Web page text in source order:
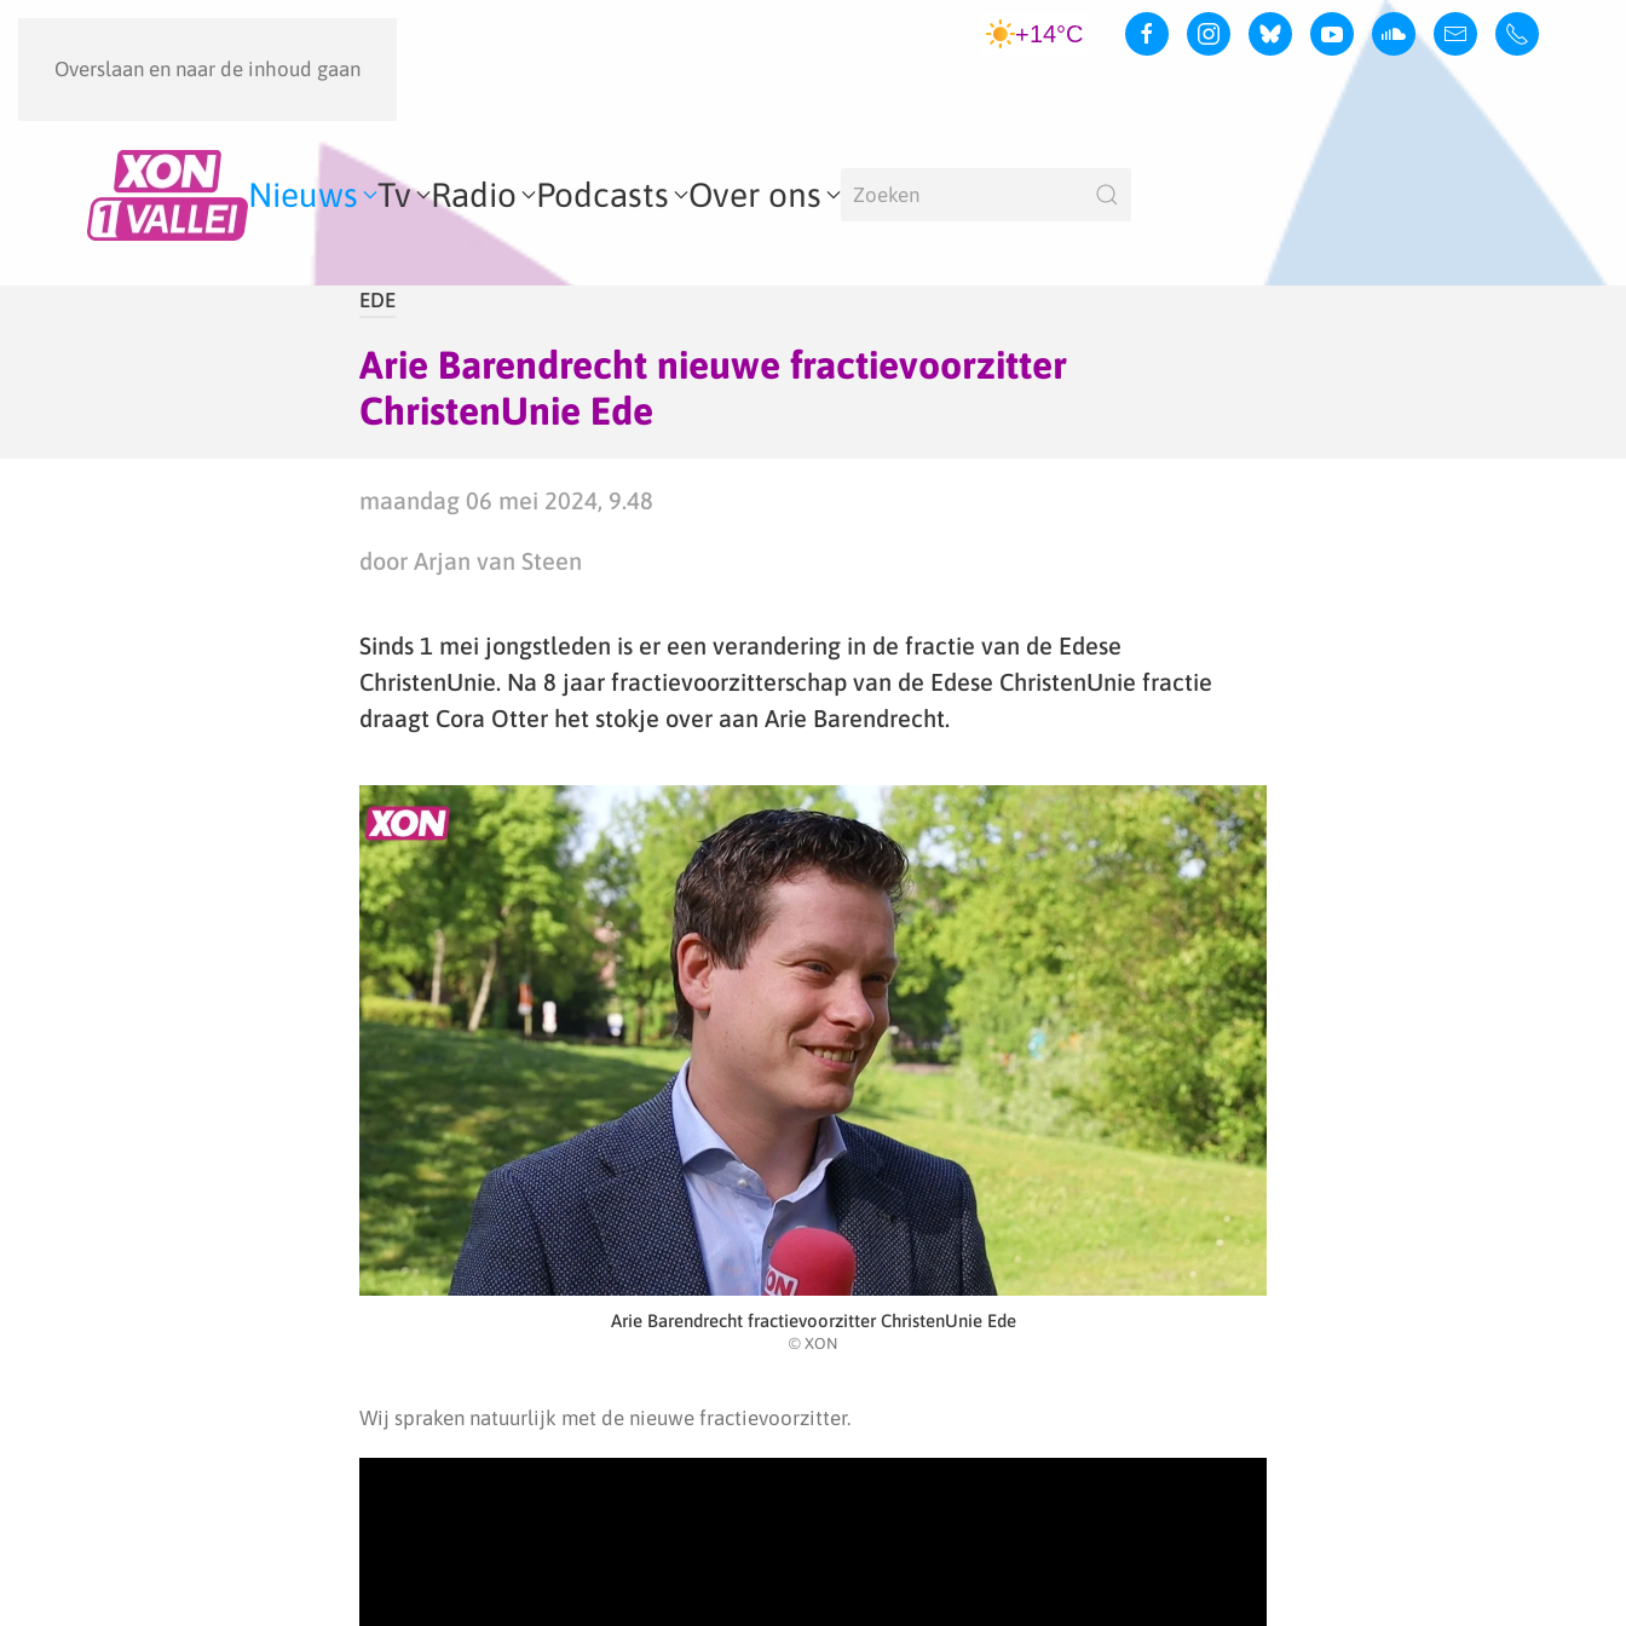
Overslaan en naar de inhoud gaan
+14°C
Nieuws Tv Radio Podcasts Over ons
EDE
Arie Barendrecht nieuwe fractievoorzitter
ChristenUnie Ede
maandag 06 mei 2024, 9.48
door Arjan van Steen
Sinds 1 mei jongstleden is er een verandering in de fractie van de Edese
ChristenUnie. Na 8 jaar fractievoorzitterschap van de Edese ChristenUnie fractie
draagt Cora Otter het stokje over aan Arie Barendrecht.
Arie Barendrecht fractievoorzitter ChristenUnie Ede
© XON
Wij spraken natuurlijk met de nieuwe fractievoorzitter.